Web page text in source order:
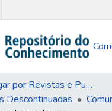
Navegar por Revistas e Publicações Seriadas
Descontinuadas